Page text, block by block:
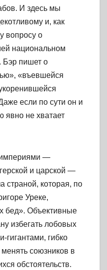
И здесь мы
и, как
вопросу о
национальном
Бэр пишет о
«въевшейся
если по сути он и
явно не хватает
—
и царской —
страной, которая, по
Уреке,
бед». Объективные
избегать лобовых
гигантами, гибко
союзников в
обстоятельств.